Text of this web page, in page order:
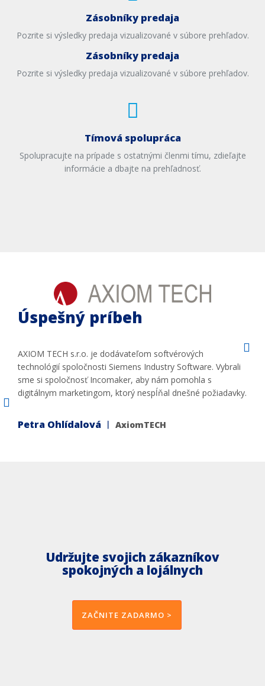
Zásobníky predaja
Pozrite si výsledky predaja vizualizované v súbore prehľadov.
Zásobníky predaja
Pozrite si výsledky predaja vizualizované v súbore prehľadov.
Tímová spolupráca
Spolupracujte na prípade s ostatnými členmi tímu, zdieľajte
informácie a dbajte na prehľadnosť.
Úspešný príbeh
AXIOM TECH s.r.o. je dodávateľom softvérových
technológií spoločnosti Siemens Industry Software. Vybrali
sme si spoločnosť Incomaker, aby nám pomohla s
digitálnym marketingom, ktorý nespĺňal dnešné požiadavky.
Petra Ohlídalová ︱ AxiomTECH
Udržujte svojich zákazníkov
spokojných a lojálnych
ZAČNITE ZADARMO >